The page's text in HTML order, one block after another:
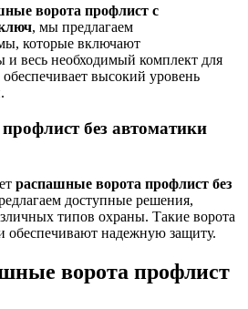
ворота профлист с
, мы предлагаем
которые включают
и весь необходимый комплект для
высокий уровень
без автоматики
распашные ворота профлист без
доступные решения,
типов охраны. Такие ворота
обеспечивают надежную защиту.
ворота профлист